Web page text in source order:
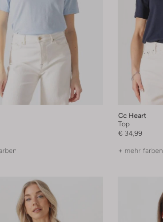
Cc Heart
Top
€ 34,99
+ mehr farben